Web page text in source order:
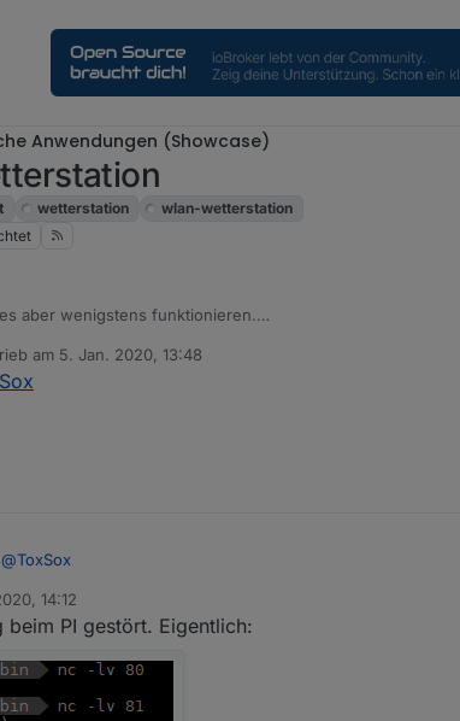
Anwendungen (Showcase)
wetterstation
wlan-wetterstation
aber wenigstens funktionieren.
am 5. Jan. 2020, 13:48
editiert von
@ToxSox
14:12
beim PI gestört. Eigentlich: